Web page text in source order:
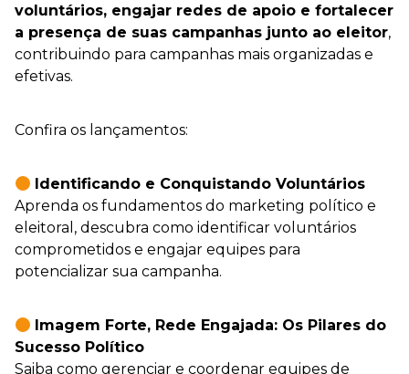
voluntários, engajar redes de apoio e fortalecer
a presença de suas campanhas junto ao eleitor,
contribuindo para campanhas mais organizadas e
efetivas.
Confira os lançamentos:
Identificando e Conquistando Voluntários
Aprenda os fundamentos do marketing político e
eleitoral, descubra como identificar voluntários
comprometidos e engajar equipes para
potencializar sua campanha.
Imagem Forte, Rede Engajada: Os Pilares do
Sucesso Político
Saiba como gerenciar e coordenar equipes de